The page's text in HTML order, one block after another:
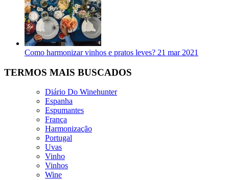
Como harmonizar vinhos e pratos leves? 21 mar 2021
TERMOS MAIS BUSCADOS
Diário Do Winehunter
Espanha
Espumantes
França
Harmonização
Portugal
Uvas
Vinho
Vinhos
Wine